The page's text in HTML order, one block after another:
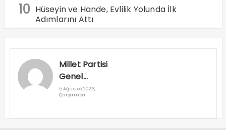
10 Hüseyin ve Hande, Evlilik Yolunda İlk
Adımlarını Attı
Millet Partisi
Genel
Başkanı
Cuma
5 Ağustos 2026,
Çarşamba